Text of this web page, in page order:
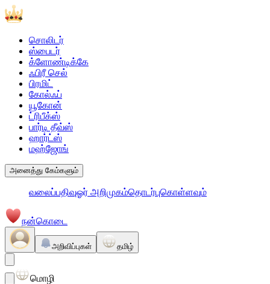
சொலிடர்
ஸ்பைடர்
க்ளோண்டிக்கே
ஃபிரீ செல்
பிரமிட்
கோல்ஃப்
யூகோன்
ட்ரிபீக்ஸ்
பார்டி தீவ்ஸ்
ஹார்ட்ஸ்
மஹ்ஜோங்
அனைத்து கேம்களும்
வலைப்பதிவுஓர் அறிமுகம்தொடர்புகொள்ளவும்
நன்கொடை
அறிவிப்புகள் தமிழ்
மொழி